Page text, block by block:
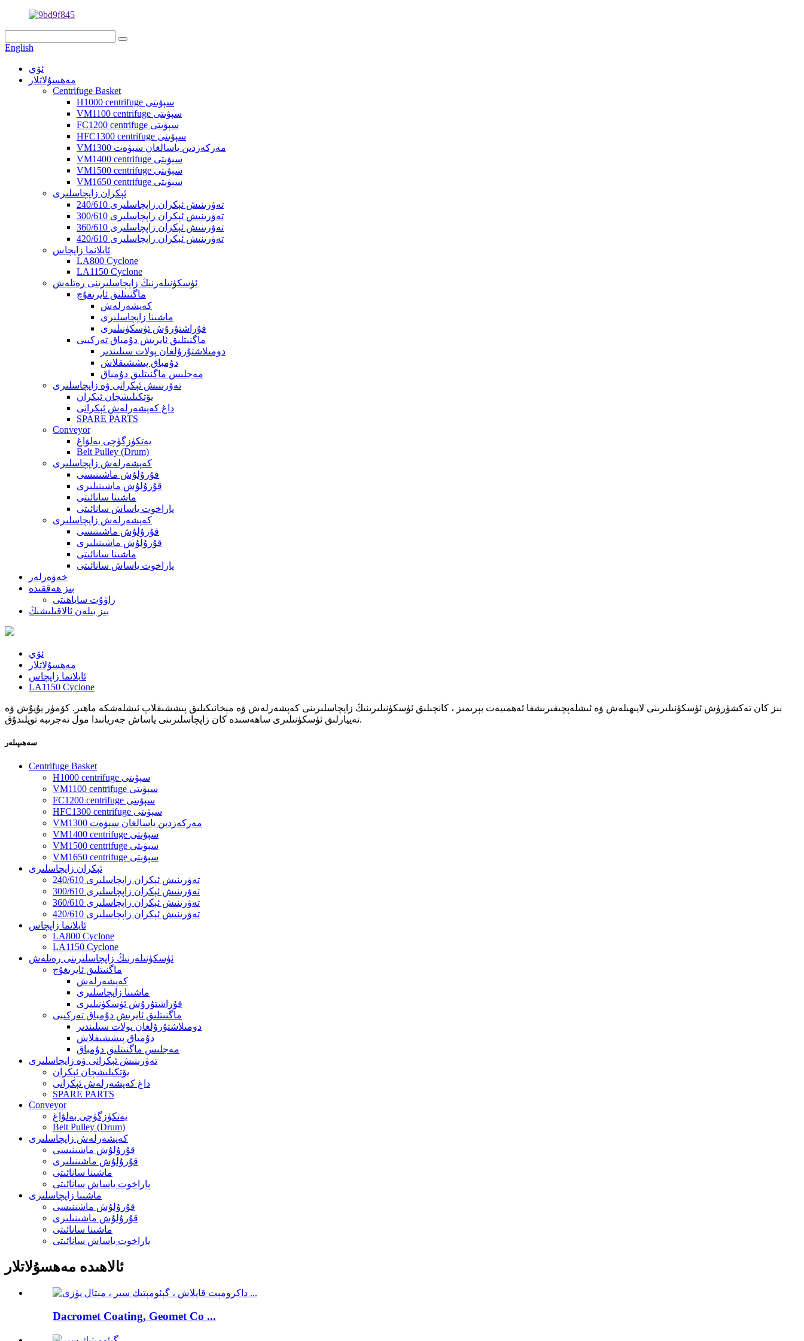
English
ئۆي
مەھسۇلاتلار
Centrifuge Basket
H1000 centrifuge سېۋىتى
VM1100 centrifuge سېۋىتى
FC1200 centrifuge سېۋىتى
HFC1300 centrifuge سېۋىتى
VM1300 مەركەزدىن ياسالغان سېۋەت
VM1400 centrifuge سېۋىتى
VM1500 centrifuge سېۋىتى
VM1650 centrifuge سېۋىتى
ئېكران زاپچاسلىرى
240/610 تەۋرىنىش ئېكران زاپچاسلىرى
300/610 تەۋرىنىش ئېكران زاپچاسلىرى
360/610 تەۋرىنىش ئېكران زاپچاسلىرى
420/610 تەۋرىنىش ئېكران زاپچاسلىرى
ئايلانما زاپچاس
LA800 Cyclone
LA1150 Cyclone
ئۈسكۈنىلەرنىڭ زاپچاسلىرىنى رەتلەش
ماگنىتلىق ئايرىغۇچ
كەپشەرلەش
ماشىنا زاپچاسلىرى
قۇراشتۇرۇش ئۈسكۈنىلىرى
ماگنىتلىق ئايرىش دۇمباق تەركىبى
دومىلاشتۇرۇلغان پولات سىلىندىر
دۇمباق پىششىقلاش
مەجلىس ماگنىتلىق دۇمباق
تەۋرىنىش ئېكرانى ۋە زاپچاسلىرى
يۆتكىلىشچان ئېكران
داغ كەپشەرلەش ئېكرانى
SPARE PARTS
Conveyor
يەتكۈزگۈچى بەلۋاغ
Belt Pulley (Drum)
كەپشەرلەش زاپچاسلىرى
قۇرۇلۇش ماشىنىسى
قۇرۇلۇش ماشىنىلىرى
ماشىنا سانائىتى
پاراخوت ياساش سانائىتى
كەپشەرلەش زاپچاسلىرى
قۇرۇلۇش ماشىنىسى
قۇرۇلۇش ماشىنىلىرى
ماشىنا سانائىتى
پاراخوت ياساش سانائىتى
خەۋەرلەر
بىز ھەققىدە
زاۋۇت ساياھىتى
بىز بىلەن ئالاقىلىشىڭ
ئۆي
مەھسۇلاتلار
ئايلانما زاپچاس
LA1150 Cyclone
بىز كان تەكشۈرۈش ئۈسكۈنىلىرىنى لايىھىلەش ۋە ئىشلەپچىقىرىشقا ئەھمىيەت بېرىمىز ، كانچىلىق ئۈسكۈنىلىرىنىڭ زاپچاسلىرىنى كەپشەرلەش ۋە مېخانىكىلىق پىششىقلاپ ئىشلەشكە ماھىر. كۆمۈر يۇيۇش ۋە
تەييارلىق ئۈسكۈنىلىرى ساھەسىدە كان زاپچاسلىرىنى ياساش جەريانىدا مول تەجرىبە توپلىدۇق.
سەھىپىلەر
Centrifuge Basket
H1000 centrifuge سېۋىتى
VM1100 centrifuge سېۋىتى
FC1200 centrifuge سېۋىتى
HFC1300 centrifuge سېۋىتى
VM1300 مەركەزدىن ياسالغان سېۋەت
VM1400 centrifuge سېۋىتى
VM1500 centrifuge سېۋىتى
VM1650 centrifuge سېۋىتى
ئېكران زاپچاسلىرى
240/610 تەۋرىنىش ئېكران زاپچاسلىرى
300/610 تەۋرىنىش ئېكران زاپچاسلىرى
360/610 تەۋرىنىش ئېكران زاپچاسلىرى
420/610 تەۋرىنىش ئېكران زاپچاسلىرى
ئايلانما زاپچاس
LA800 Cyclone
LA1150 Cyclone
ئۈسكۈنىلەرنىڭ زاپچاسلىرىنى رەتلەش
ماگنىتلىق ئايرىغۇچ
كەپشەرلەش
ماشىنا زاپچاسلىرى
قۇراشتۇرۇش ئۈسكۈنىلىرى
ماگنىتلىق ئايرىش دۇمباق تەركىبى
دومىلاشتۇرۇلغان پولات سىلىندىر
دۇمباق پىششىقلاش
مەجلىس ماگنىتلىق دۇمباق
تەۋرىنىش ئېكرانى ۋە زاپچاسلىرى
يۆتكىلىشچان ئېكران
داغ كەپشەرلەش ئېكرانى
SPARE PARTS
Conveyor
يەتكۈزگۈچى بەلۋاغ
Belt Pulley (Drum)
كەپشەرلەش زاپچاسلىرى
قۇرۇلۇش ماشىنىسى
قۇرۇلۇش ماشىنىلىرى
ماشىنا سانائىتى
پاراخوت ياساش سانائىتى
ماشىنا زاپچاسلىرى
قۇرۇلۇش ماشىنىسى
قۇرۇلۇش ماشىنىلىرى
ماشىنا سانائىتى
پاراخوت ياساش سانائىتى
ئالاھىدە مەھسۇلاتلار
Dacromet Coating, Geomet Co ...